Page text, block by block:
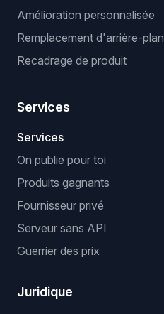
Amélioration personnalisée
Remplacement d'arrière-plan
Recadrage de produit
Services
Services
On publie pour toi
Produits gagnants
Fournisseur privé
Serveur sans API
Guerrier des prix
Juridique